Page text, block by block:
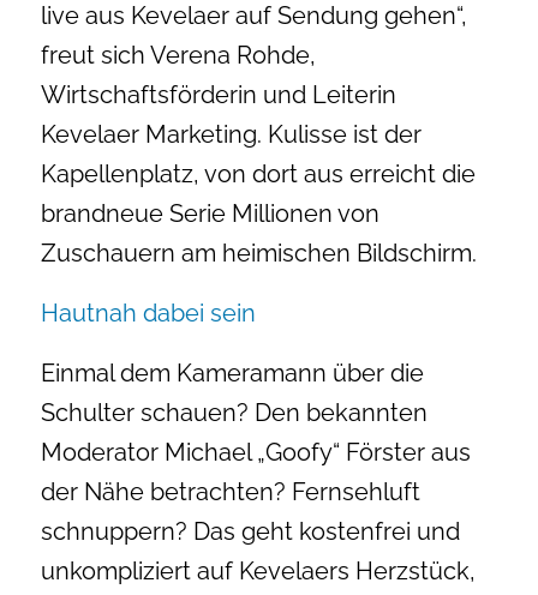
live aus Kevelaer auf Sendung gehen“,
freut sich Verena Rohde,
Wirtschaftsförderin und Leiterin
Kevelaer Marketing. Kulisse ist der
Kapellenplatz, von dort aus erreicht die
brandneue Serie Millionen von
Zuschauern am heimischen Bildschirm.
Hautnah dabei sein
Einmal dem Kameramann über die
Schulter schauen? Den bekannten
Moderator Michael „Goofy“ Förster aus
der Nähe betrachten? Fernsehluft
schnuppern? Das geht kostenfrei und
unkompliziert auf Kevelaers Herzstück,